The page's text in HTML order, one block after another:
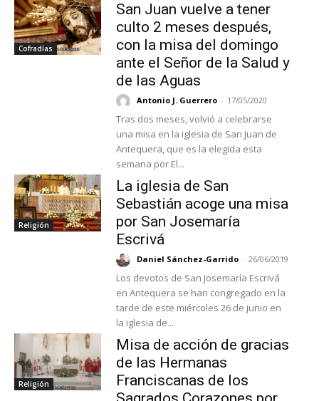
Cofradías
San Juan vuelve a tener
culto 2 meses después,
con la misa del domingo
ante el Señor de la Salud y
de las Aguas
Antonio J. Guerrero - 17/05/2020
Tras dos meses, volvió a celebrarse
una misa en la iglesia de San Juan de
Antequera, que es la elegida esta
semana por El...
Religión
La iglesia de San
Sebastián acoge una misa
por San Josemaría
Escrivá
Daniel Sánchez-Garrido - 26/06/2019
Los devotos de San Josemaría Escrivá
en Antequera se han congregado en la
tarde de este miércoles 26 de junio en
la iglesia de...
Religión
Misa de acción de gracias
de las Hermanas
Franciscanas de los